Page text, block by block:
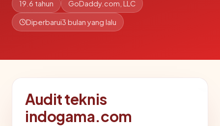
19.6 tahun GoDaddy.com, LLC
Diperbarui3 bulan yang lalu
Audit teknis
indogama.com